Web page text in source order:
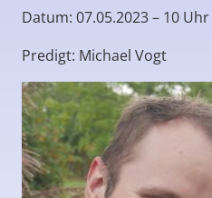
Datum: 07.05.2023 – 10 Uhr
Predigt: Michael Vogt